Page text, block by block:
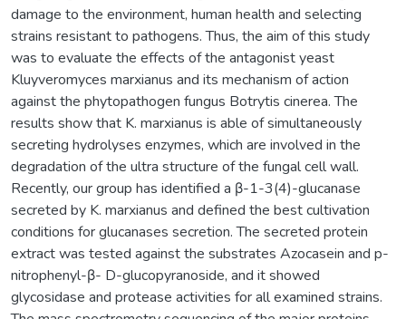
damage to the environment, human health and selecting
strains resistant to pathogens. Thus, the aim of this study
was to evaluate the effects of the antagonist yeast
Kluyveromyces marxianus and its mechanism of action
against the phytopathogen fungus Botrytis cinerea. The
results show that K. marxianus is able of simultaneously
secreting hydrolyses enzymes, which are involved in the
degradation of the ultra structure of the fungal cell wall.
Recently, our group has identified a β-1-3(4)-glucanase
secreted by K. marxianus and defined the best cultivation
conditions for glucanases secretion. The secreted protein
extract was tested against the substrates Azocasein and p-
nitrophenyl-β- D-glucopyranoside, and it showed
glycosidase and protease activities for all examined strains.